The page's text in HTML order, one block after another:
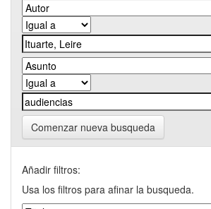
Comenzar nueva busqueda
Añadir filtros:
Usa los filtros para afinar la busqueda.